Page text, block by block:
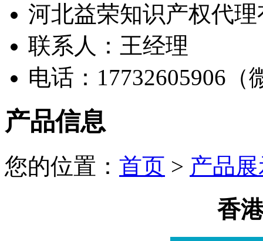
河北益荣知识产权代
联系人：王经理
电话：17732605906（
产品信息
您的位置： 首页 > 产品
香